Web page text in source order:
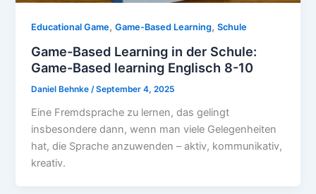
Educational Game,Game-Based Learning,Schule
Game-Based Learning in der Schule:
Game-Based learning Englisch 8-10
Daniel Behnke /September 4, 2025
Eine Fremdsprache zu lernen, das gelingt
insbesondere dann, wenn man viele Gelegenheiten
hat, die Sprache anzuwenden – aktiv, kommunikativ,
kreativ.